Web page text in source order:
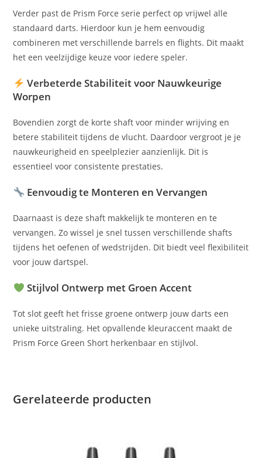
Verder past de Prism Force serie perfect op vrijwel alle
standaard darts. Hierdoor kun je hem eenvoudig
combineren met verschillende barrels en flights. Dit maakt
het een veelzijdige keuze voor iedere speler.
Verbeterde Stabiliteit voor Nauwkeurige
Worpen
Bovendien zorgt de korte shaft voor minder wrijving en
betere stabiliteit tijdens de vlucht. Daardoor vergroot je je
nauwkeurigheid en speelplezier aanzienlijk. Dit is
essentieel voor consistente prestaties.
Eenvoudig te Monteren en Vervangen
Daarnaast is deze shaft makkelijk te monteren en te
vervangen. Zo wissel je snel tussen verschillende shafts
tijdens het oefenen of wedstrijden. Dit biedt veel flexibiliteit
voor jouw dartspel.
Stijlvol Ontwerp met Groen Accent
Tot slot geeft het frisse groene ontwerp jouw darts een
unieke uitstraling. Het opvallende kleuraccent maakt de
Prism Force Green Short herkenbaar en stijlvol.
Gerelateerde producten